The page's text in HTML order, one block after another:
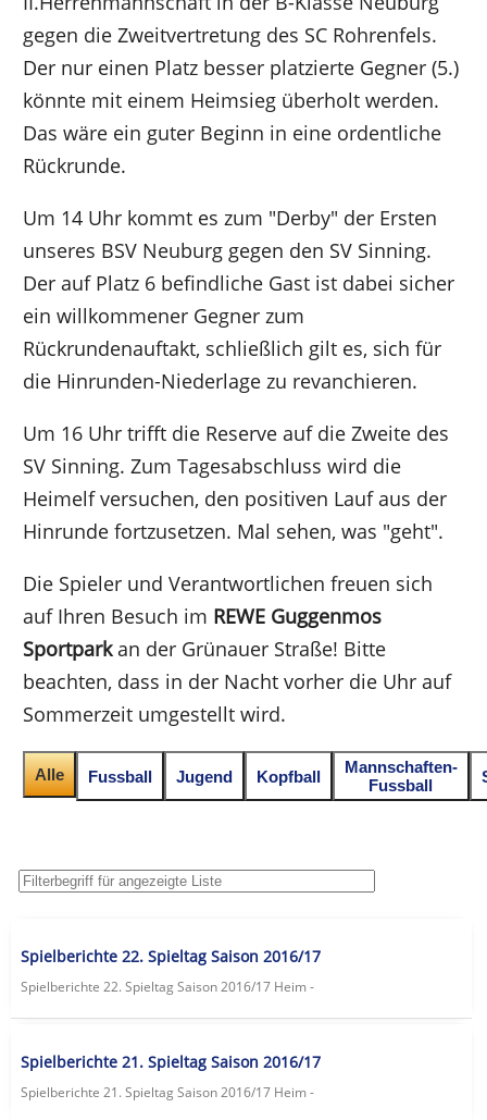
gegen die Zweitvertretung des SC Rohrenfels.
Der nur einen Platz besser platzierte Gegner (5.)
könnte mit einem Heimsieg überholt werden.
Das wäre ein guter Beginn in eine ordentliche
Rückrunde.
Um 14 Uhr kommt es zum "Derby" der Ersten
unseres BSV Neuburg gegen den SV Sinning.
Der auf Platz 6 befindliche Gast ist dabei sicher
ein willkommener Gegner zum
Rückrundenauftakt, schließlich gilt es, sich für
die Hinrunden-Niederlage zu revanchieren.
Um 16 Uhr trifft die Reserve auf die Zweite des
SV Sinning. Zum Tagesabschluss wird die
Heimelf versuchen, den positiven Lauf aus der
Hinrunde fortzusetzen. Mal sehen, was "geht".
Die Spieler und Verantwortlichen freuen sich
auf Ihren Besuch im REWE Guggenmos
Sportparkan der Grünauer Straße! Bitte
beachten, dass in der Nacht vorher die Uhr auf
Sommerzeit umgestellt wird.
Alle Fussball Jugend Kopfball
Mannschaften-
Fussball
Spielberichte 22. Spieltag Saison 2016/17
Spielberichte 22. Spieltag Saison 2016/17 Heim -
Spielberichte 21. Spieltag Saison 2016/17
Spielberichte 21. Spieltag Saison 2016/17 Heim -